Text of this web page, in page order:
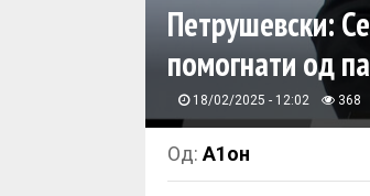
Петрушевски:
помогнати од
18/02/2025 - 12:02 368
Од: А1он